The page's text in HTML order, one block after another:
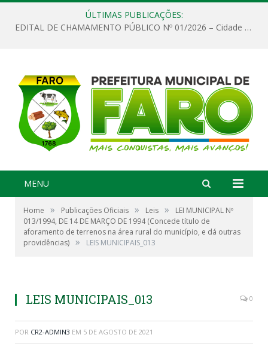
ÚLTIMAS PUBLICAÇÕES:
EDITAL DE CHAMAMENTO PÚBLICO Nº 01/2026 – Cidade de Faro
MENU
Home » Publicações Oficiais » Leis »
LEI MUNICIPAL Nº
013/1994, DE 14 DE MARÇO DE 1994 (Concede título de
aforamento de terrenos na área rural do município, e dá outras
providências) » LEIS MUNICIPAIS_013
LEIS MUNICIPAIS_013 0
POR CR2-ADMIN3 EM 5 DE AGOSTO DE 2021